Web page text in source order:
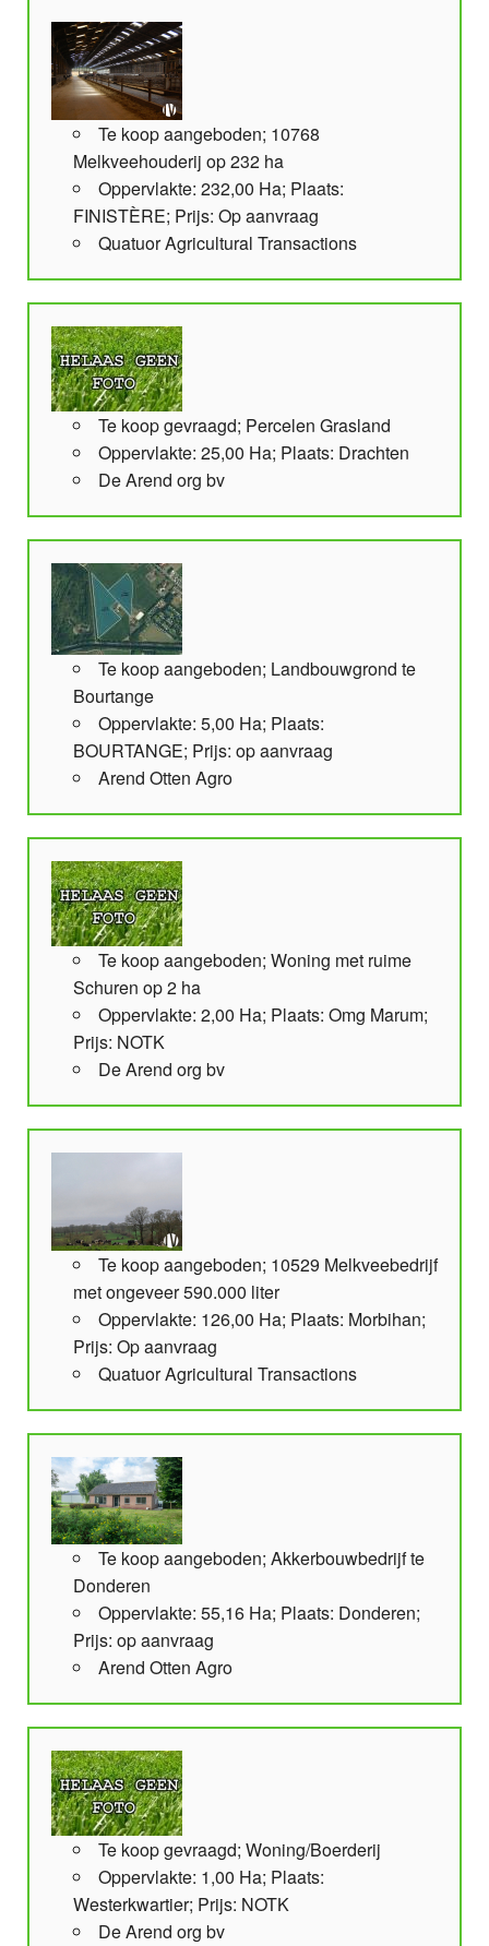
Te koop aangeboden; 10768
Melkveehouderij op 232 ha
Oppervlakte: 232,00 Ha; Plaats:
FINISTÈRE; Prijs: Op aanvraag
Quatuor Agricultural Transactions
Te koop gevraagd; Percelen Grasland
Oppervlakte: 25,00 Ha; Plaats: Drachten
De Arend org bv
Te koop aangeboden; Landbouwgrond te
Bourtange
Oppervlakte: 5,00 Ha; Plaats:
BOURTANGE; Prijs: op aanvraag
Arend Otten Agro
Te koop aangeboden; Woning met ruime
Schuren op 2 ha
Oppervlakte: 2,00 Ha; Plaats: Omg Marum;
Prijs: NOTK
De Arend org bv
Te koop aangeboden; 10529 Melkveebedrijf
met ongeveer 590.000 liter
Oppervlakte: 126,00 Ha; Plaats: Morbihan;
Prijs: Op aanvraag
Quatuor Agricultural Transactions
Te koop aangeboden; Akkerbouwbedrijf te
Donderen
Oppervlakte: 55,16 Ha; Plaats: Donderen;
Prijs: op aanvraag
Arend Otten Agro
Te koop gevraagd; Woning/Boerderij
Oppervlakte: 1,00 Ha; Plaats:
Westerkwartier; Prijs: NOTK
De Arend org bv